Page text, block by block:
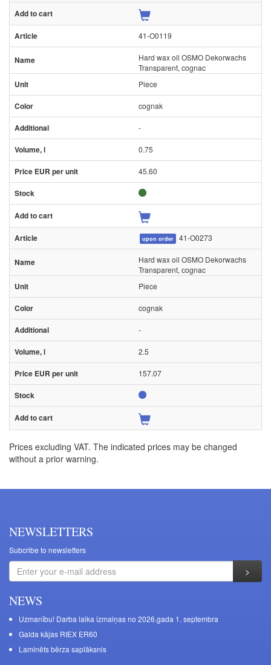
41-O0119
Hard wax oil OSMO Dekorwachs
Transparent, cognac
Piece
cognak
-
0.75
45.60
upon order 41-O0273
Hard wax oil OSMO Dekorwachs
Transparent, cognac
Piece
cognak
-
2.5
157.07
Prices excluding VAT. The indicated prices may be changed
without a prior warning.
NEWSLETTERS
Subcribe to newsletters
NEWS
Uzmanību! Darba laika izmaiņas no 2026.gada 1. septembra
Galda kājas RIEX ER60
Laminēts bērza saplāksnis